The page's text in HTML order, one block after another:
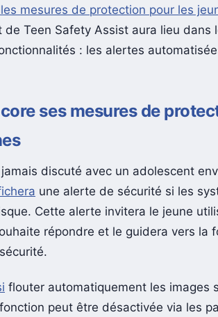
mesures de protection pour les
de Teen Safety Assist aura lieu dans
: les alertes
ses mesures de
jamais discuté avec un adolescent
une alerte de sécurité si les
Cette alerte invitera le jeune
répondre et le guidera vers la
flouter automatiquement les images
peut être désactivée via les